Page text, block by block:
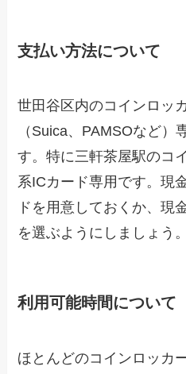
支払い方法について
世田谷区内のコインロッ
（Suica、PAMSOなど）
す。特に三軒茶屋駅のコ
系ICカード専用です。現
ドを用意しておくか、現
を選ぶようにしましょう。
利用可能時間について
ほとんどのコインロッカ